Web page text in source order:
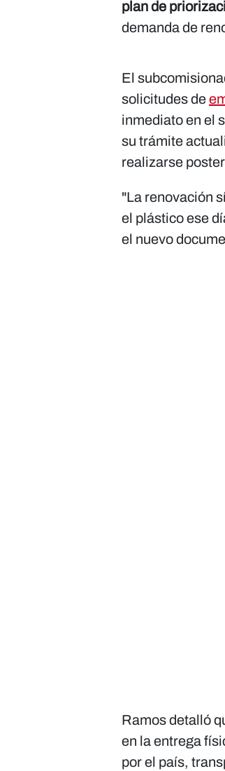
plan de
demanda de
El
solicitudes de
inmediato en el
su trámite
realizarse
"La renovación
el plástico ese
el nuevo
Ramos detalló
en la entrega
por el país,